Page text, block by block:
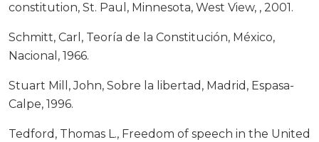
constitution, St. Paul, Minnesota, West View, , 2001.
Schmitt, Carl, Teoría de la Constitución, México,
Nacional, 1966.
Stuart Mill, John, Sobre la libertad, Madrid, Espasa-
Calpe, 1996.
Tedford, Thomas L., Freedom of speech in the United